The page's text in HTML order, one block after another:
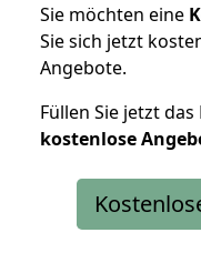
Sie möchten eine
Sie sich jetzt
Angebote.
Füllen Sie jetzt
kostenlose